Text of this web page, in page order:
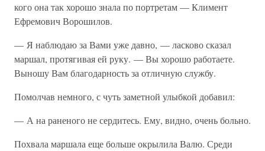
кого она так хорошо знала по портретам — Климент
Ефремович Ворошилов.
— Я наблюдаю за Вами уже давно, — ласково сказал
маршал, протягивая ей руку. — Вы хорошо работаете.
Выношу Вам благодарность за отличную службу.
Помолчав немного, с чуть заметной улыбкой добавил:
— А на раненого не сердитесь. Ему, видно, очень больно.
Похвала маршала еще больше окрылила Валю. Среди